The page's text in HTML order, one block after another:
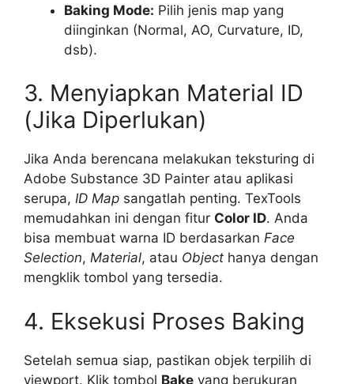
Baking Mode: Pilih jenis map yang
diinginkan (Normal, AO, Curvature, ID,
dsb).
3. Menyiapkan Material ID
(Jika Diperlukan)
Jika Anda berencana melakukan teksturing di
Adobe Substance 3D Painter atau aplikasi
serupa, ID Map sangatlah penting. TexTools
memudahkan ini dengan fitur Color ID. Anda
bisa membuat warna ID berdasarkan Face
Selection, Material, atau Object hanya dengan
mengklik tombol yang tersedia.
4. Eksekusi Proses Baking
Setelah semua siap, pastikan objek terpilih di
viewport. Klik tombol Bake yang berukuran